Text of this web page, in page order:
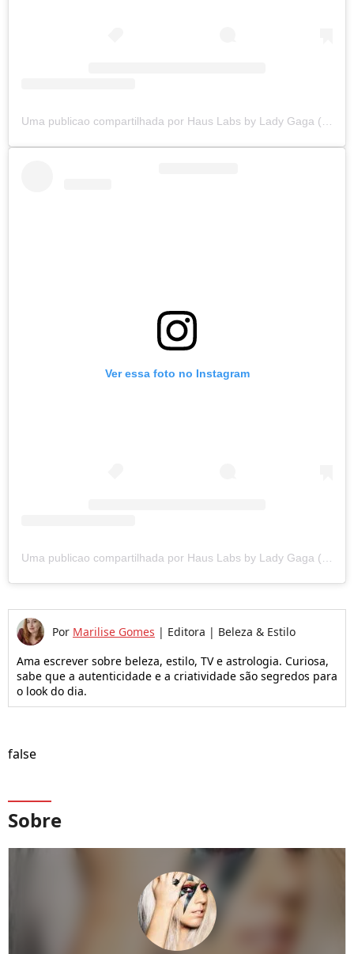
Uma publicao compartilhada por Haus Labs by Lady Gaga (@hauslabs)
Ver essa foto no Instagram
Por Marilise Gomes | Editora | Beleza & Estilo
Ama escrever sobre beleza, estilo, TV e astrologia. Curiosa,
sabe que a autenticidade e a criatividade são segredos para
o look do dia.
false
Sobre